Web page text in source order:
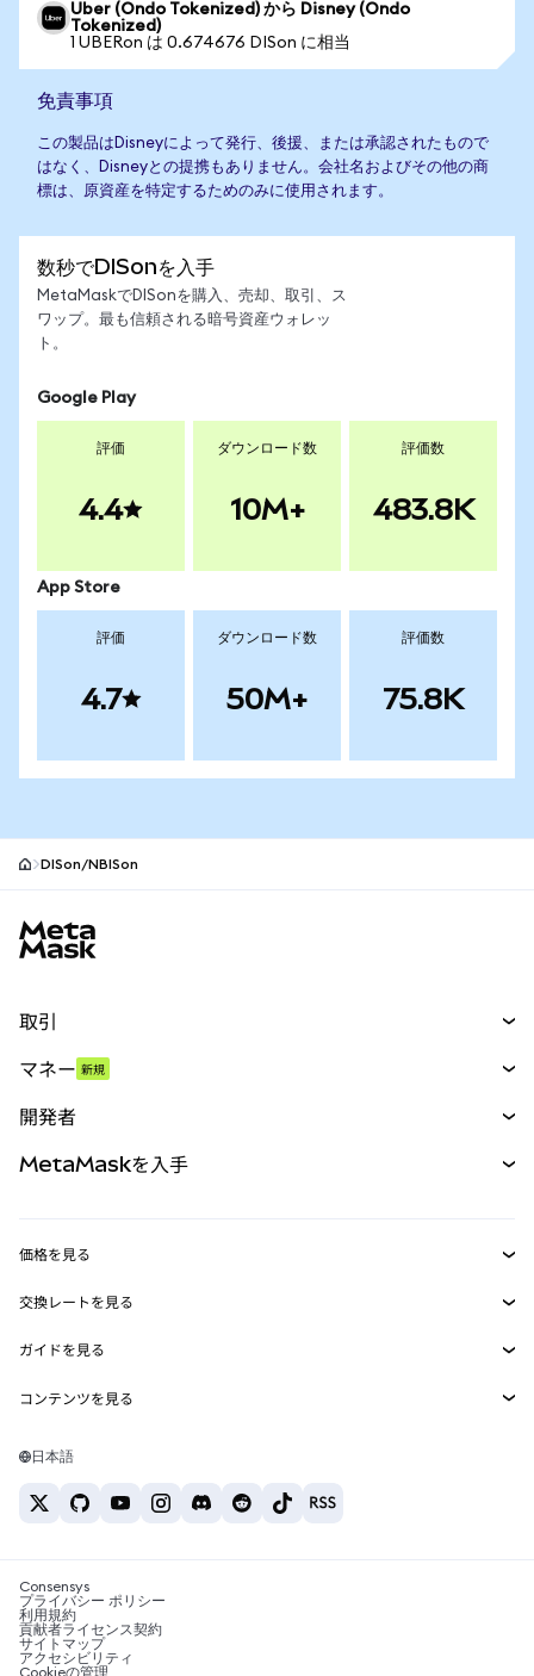
Uber (Ondo Tokenized) から Disney (Ondo
Tokenized)
1 UBERon は 0.674676 DISon に相当
免責事項
この製品はDisneyによって発行、後援、または承認されたもので
はなく、Disneyとの提携もありません。会社名およびその他の商
標は、原資産を特定するためのみに使用されます。
数秒でDISonを入手
MetaMaskでDISonを購入、売却、取引、ス
ワップ。最も信頼される暗号資産ウォレッ
ト。
Google Play
評価
4.4
ダウンロード数
10M+
評価数
483.8K
App Store
評価
4.7
ダウンロード数
50M+
評価数
75.8K
DISon/NBISon
取引
パーペチュアル
RWA
マネー 新規
開発者
MetaMask Connect
Snaps
Web3サービス
MetaMaskを入手
セキュリティ
サポート
キャリア
お問い合わせ
価格を見る
イーサリアムの価格
Solanaの価格
Tetherの価格
交換レートを見る
ETH→USD
USDT→INR
BTC→INR
ETH→USDT
ガイドを見る
ETHの購入
USDTの購入
SHIBの購入
BNBの購入
コンテンツを見る
Solanaウォレット
税制関連ニュース
暗号資産の購入方法は？
ビットコインを売るには？
日本語
Consensys
プライバシー ポリシー
利用規約
貢献者ライセンス契約
サイトマップ
アクセシビリティ
Cookieの管理